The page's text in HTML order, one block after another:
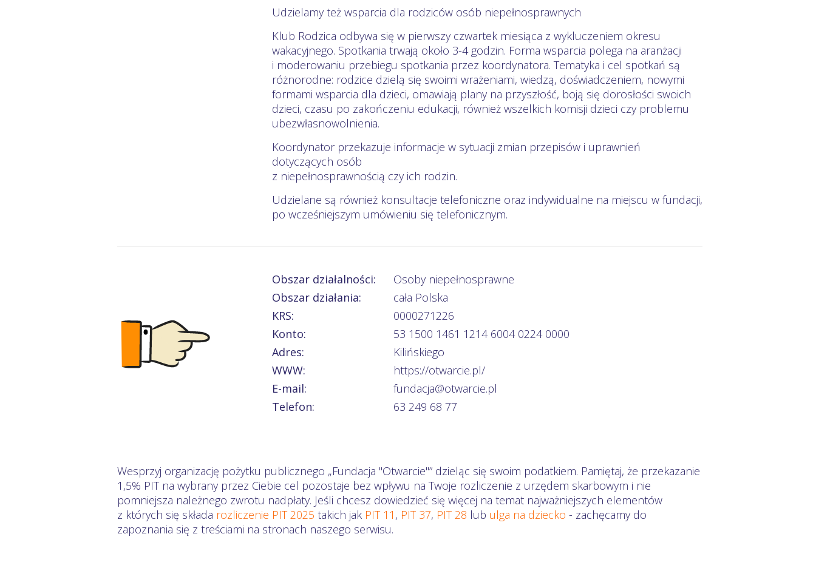
Udzielamy też wsparcia dla rodziców osób niepełnosprawnych
Klub Rodzica odbywa się w pierwszy czwartek miesiąca z wykluczeniem okresu
wakacyjnego. Spotkania trwają około 3-4 godzin. Forma wsparcia polega na aranżacji
i moderowaniu przebiegu spotkania przez koordynatora. Tematyka i cel spotkań są
różnorodne: rodzice dzielą się swoimi wrażeniami, wiedzą, doświadczeniem, nowymi
formami wsparcia dla dzieci, omawiają plany na przyszłość, boją się dorosłości swoich
dzieci, czasu po zakończeniu edukacji, również wszelkich komisji dzieci czy problemu
ubezwłasnowolnienia.
Koordynator przekazuje informacje w sytuacji zmian przepisów i uprawnień
dotyczących osób
z niepełnosprawnością czy ich rodzin.
Udzielane są również konsultacje telefoniczne oraz indywidualne na miejscu w fundacji,
po wcześniejszym umówieniu się telefonicznym.
Obszar działalności:
Osoby niepełnosprawne
Obszar działania:
cała Polska
KRS:
0000271226
Konto:
53 1500 1461 1214 6004 0224 0000
Adres:
Kilińskiego
WWW:
https://otwarcie.pl/
E-mail:
fundacja@otwarcie.pl
Telefon:
63 249 68 77
Wesprzyj organizację pożytku publicznego „Fundacja "Otwarcie"” dzieląc się swoim podatkiem. Pamiętaj, że przekazanie
1,5% PIT na wybrany przez Ciebie cel pozostaje bez wpływu na Twoje rozliczenie z urzędem skarbowym i nie
pomniejsza należnego zwrotu nadpłaty. Jeśli chcesz dowiedzieć się więcej na temat najważniejszych elementów
z których się składa rozliczenie PIT 2025 takich jak PIT 11 , PIT 37, PIT 28 lub ulga na dziecko - zachęcamy do
zapoznania się z treściami na stronach naszego serwisu.